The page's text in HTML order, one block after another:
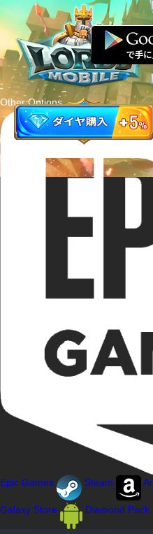
Other Options
Epic Games Steam
Galaxy Store Diamond Pack